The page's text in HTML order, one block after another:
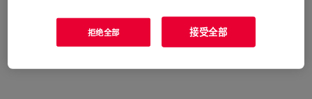
拒绝全部 接受全部